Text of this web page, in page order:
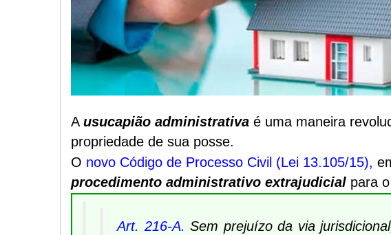
A usucapião administrativa é uma maneira
propriedade de sua posse.
O novo Código de Processo Civil (Lei 13.105/15),
procedimento administrativo extrajudicial para
Art. 216-A. Sem prejuízo da via